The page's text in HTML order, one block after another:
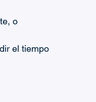
o
el tiempo